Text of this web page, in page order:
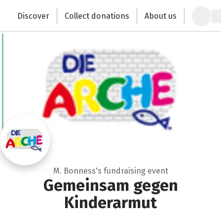
Change the world with your donation
Discover Collect donations About us
M. Bonness's fundraising event
Gemeinsam gegen
Kinderarmut